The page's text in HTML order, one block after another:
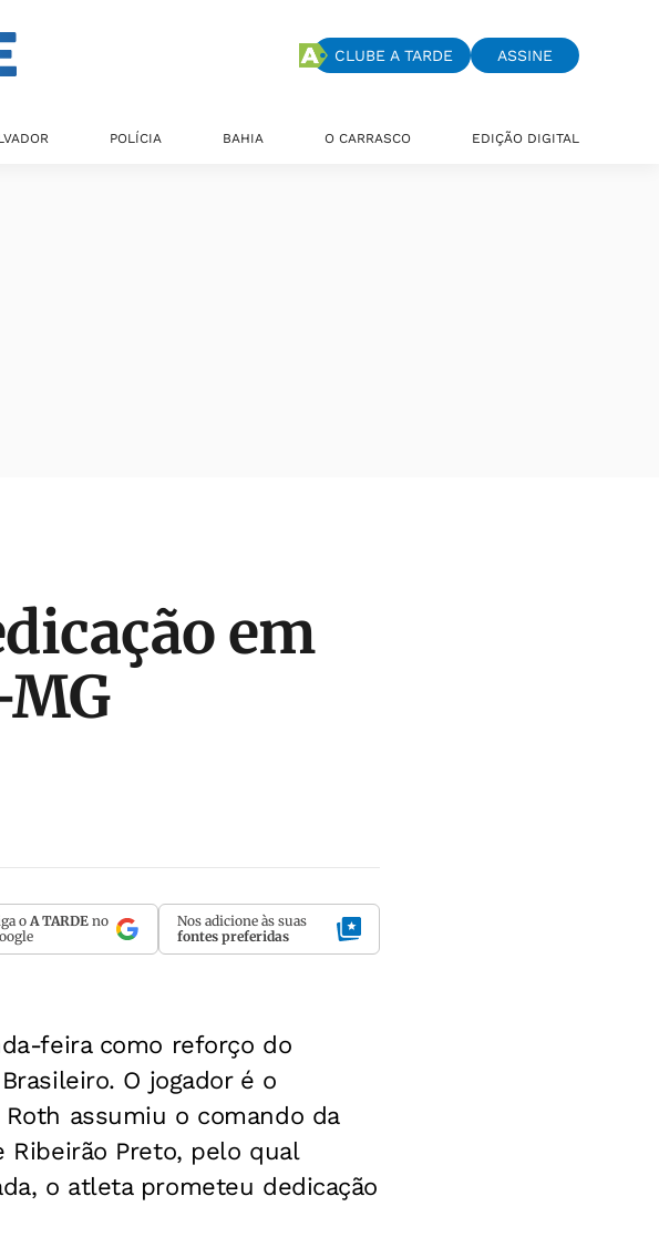
CLUBE A TARDE ASSINE
POLÍCIA BAHIA O CARRASCO EDIÇÃO DIGITAL
em
oA TARDE no
Nos adicione às suas
fontes preferidas
feira como reforço do
O jogador é o
assumiu o comando da
Ribeirão Preto, pelo qual
o atleta prometeu dedicação